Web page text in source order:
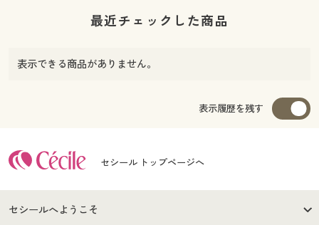
最近チェックした商品
表示できる商品がありません。
表示履歴を残す
セシール トップページへ
セシールへようこそ